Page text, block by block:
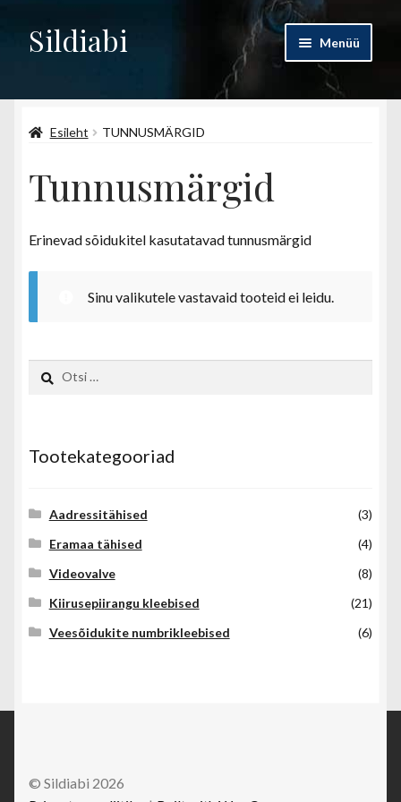
Liigu
navigeerimisele
Liigu
sisu
Sildiabi Menüü
Pood
Ettevõttest
Minu konto
Esileht TUNNUSMÄRGID
Tunnusmärgid
Erinevad sõidukitel kasutatavad tunnusmärgid
Sinu valikutele vastavaid tooteid ei leidu.
Otsi:
Tootekategooriad
Aadressitähised
(3)
Eramaa tähised
(4)
Videovalve
(8)
Kiirusepiirangu kleebised
(21)
Veesõidukite numbrikleebised
(6)
© Sildiabi 2026